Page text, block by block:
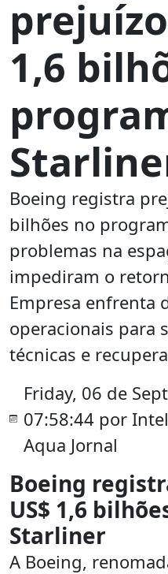
1,6
Boeing registra
bilhões no
problemas na
impediram o
Empresa enfrenta
operacionais para
técnicas e
Friday, 06 de
07:58:44 por
Aqua Jornal
Boeing
US$ 1,6
Starliner
A Boeing,